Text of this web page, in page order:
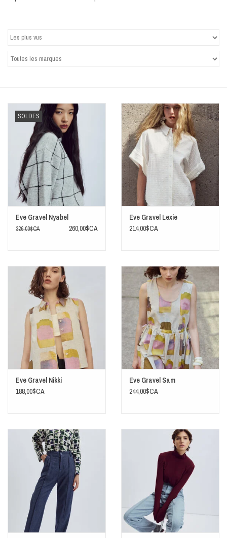
SOLDES
Eve Gravel Nyabel
326,00$CA 260,00$CA
Eve Gravel Lexie
214,00$CA
Eve Gravel Nikki
188,00$CA
Eve Gravel Sam
244,00$CA